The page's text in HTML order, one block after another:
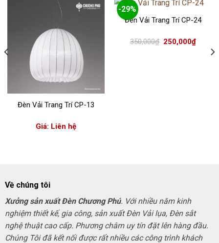
Đèn Vải Trang Trí CP-13
Giá: Liên hệ
-29%
Đèn Vải Trang Trí CP-24
350,000₫ Giá
250,000₫Giá
hiện
Về chúng tôi
Xưởng sản xuất Đèn Chương Phú. Với nhiều năm kinh
nghiệm thiết kế, gia công, sản xuất Đèn Vải lụa, Đèn sắt
nghệ thuật cao cấp. Phương châm uy tín đặt lên hàng đầu.
Chúng Tôi đã kết nối được rất nhiều các công trình khách